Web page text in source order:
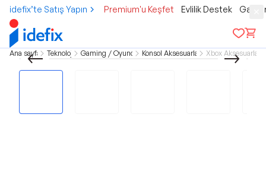
idefix’te Satış Yapın Premium'u Keşfet Evlilik Destek
Ana sayfa Teknoloji Gaming / Oyuncu Konsol Aksesuarları Xbox Aksesuarları